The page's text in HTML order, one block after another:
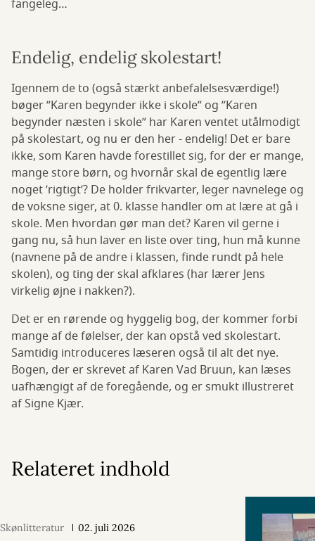
fangeleg…
Endelig, endelig skolestart!
Igennem de to (også stærkt anbefalelsesværdige!)
bøger ”Karen begynder ikke i skole” og ”Karen
begynder næsten i skole” har Karen ventet utålmodigt
på skolestart, og nu er den her - endelig! Det er bare
ikke, som Karen havde forestillet sig, for der er mange,
mange store børn, og hvornår skal de egentlig lære
noget ’rigtigt’? De holder frikvarter, leger navnelege og
de voksne siger, at 0. klasse handler om at lære at gå i
skole. Men hvordan gør man det? Karen vil gerne i
gang nu, så hun laver en liste over ting, hun må kunne
(navnene på de andre i klassen, finde rundt på hele
skolen), og ting der skal afklares (har lærer Jens
virkelig øjne i nakken?).
Det er en rørende og hyggelig bog, der kommer forbi
mange af de følelser, der kan opstå ved skolestart.
Samtidig introduceres læseren også til alt det nye.
Bogen, der er skrevet af Karen Vad Bruun, kan læses
uafhængigt af de foregående, og er smukt illustreret
af Signe Kjær.
Relateret indhold
Skønlitteratur 02. juli 2026